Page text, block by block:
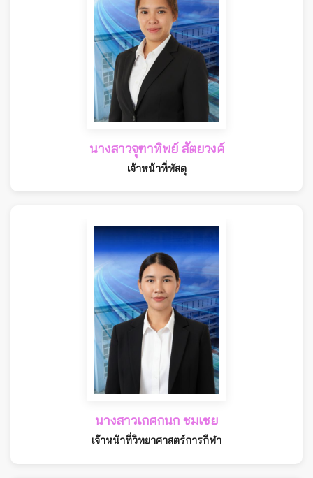
นางสาวจุฑาทิพย์ สัตยวงค์
เจ้าหน้าที่พัสดุ
นางสาวเกศกนก ชมเชย
เจ้าหน้าที่วิทยาศาสตร์การกีฬา